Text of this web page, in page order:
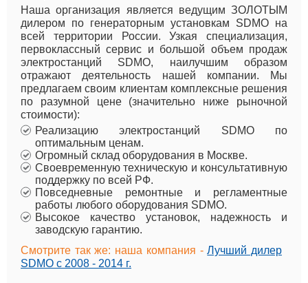
Наша организация является ведущим ЗОЛОТЫМ
дилером по генераторным установкам SDMO на
всей территории России. Узкая специализация,
первоклассный сервис и большой объем продаж
электростанций SDMO, наилучшим образом
отражают деятельность нашей компании. Мы
предлагаем своим клиентам комплексные решения
по разумной цене (значительно ниже рыночной
стоимости):
Реализацию электростанций SDMO по
оптимальным ценам.
Огромный склад оборудования в Москве.
Своевременную техническую и консультативную
поддержку по всей РФ.
Повседневные ремонтные и регламентные
работы любого оборудования SDMO.
Высокое качество установок, надежность и
заводскую гарантию.
Смотрите так же: наша компания -Лучший дилер
SDMO с 2008 - 2014 г.